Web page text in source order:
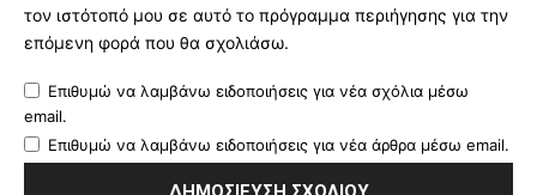
τον ιστότοπό μου σε αυτό το πρόγραμμα περιήγησης για την
επόμενη φορά που θα σχολιάσω.
Επιθυμώ να λαμβάνω ειδοποιήσεις για νέα σχόλια μέσω
email.
Επιθυμώ να λαμβάνω ειδοποιήσεις για νέα άρθρα μέσω email.